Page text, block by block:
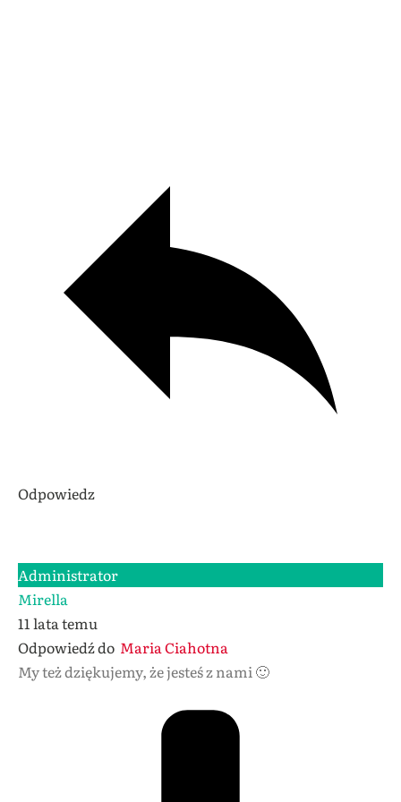
Odpowiedz
Administrator
Mirella
11 lata temu
Odpowiedź do Maria Ciahotna
My też dziękujemy, że jesteś z nami 🙂